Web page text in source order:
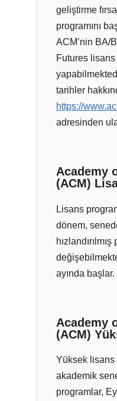
geliştirme
programını
ACM’nin BA/
Futures
tarihler
https://
adresinden
Academy
(ACM)
Lisans
dönem,
ayında başlar.
Academy
(ACM)
Yüksek lisans
akademik
programlar,